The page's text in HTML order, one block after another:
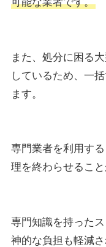
また、処分に困る
しているため、一
ます。
専門業者を利用す
理を終わらせること
専門知識を持った
神的な負担も軽減さ